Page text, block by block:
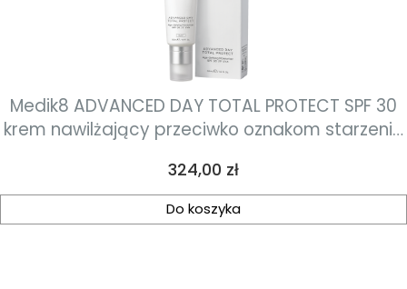
Medik8 ADVANCED DAY TOTAL PROTECT SPF 30
krem nawilżający przeciwko oznakom starzenia
Cena
324,00 zł
Do koszyka